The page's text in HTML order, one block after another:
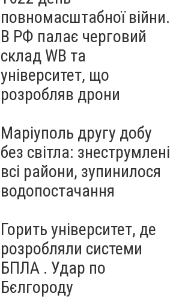
повномасштабної війни.
В РФ палає черговий
склад WB та
університет, що
розробляв дрони
Маріуполь другу добу
без світла: знеструмлені
всі райони, зупинилося
водопостачання
Горить університет, де
розробляли системи
БПЛА . Удар по
Бєлгороду